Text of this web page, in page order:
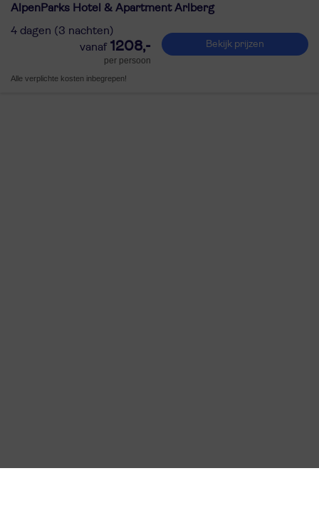
AlpenParks Hotel & Apartment Arlberg
4 dagen (3 nachten)
1208,-
per persoon
Bekijk prijzen
Alle verplichte kosten inbegrepen!